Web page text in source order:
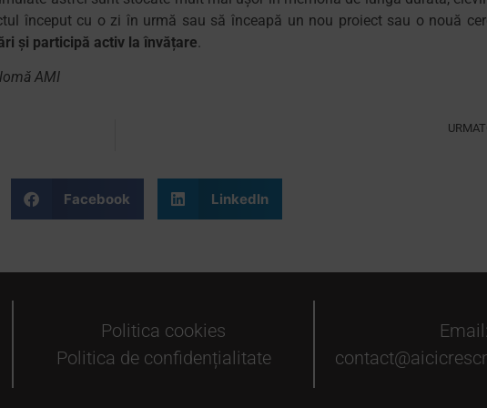
început cu o zi în urmă sau să înceapă un nou proiect sau o nouă
și participă activ la învățare.
AMI
Facebook LinkedIn
Politica cookies
Politica de confidențialitate
Email: